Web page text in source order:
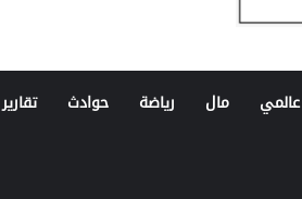
عالمي مال رياضة حوادث تقارير